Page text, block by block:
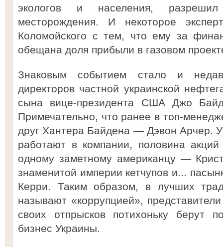
экологов и населения, разрешил
месторождения. И некоторое
Коломойского с тем, что ему за
обещана доля прибыли в газовом
Знаковым событием стало и
директоров частной украинской
сына вице-президента США Джо
Примечательно, что ранее в топ-
друг Хантера Байдена — Дэвон Арчер.
работают в компании, половина
одному заметному американцу —
знаменитой империи кетчупов и...
Керри. Таким образом, в лучших
называют «коррупцией»,
своих отпрысков потихоньку берут
бизнес Украины.